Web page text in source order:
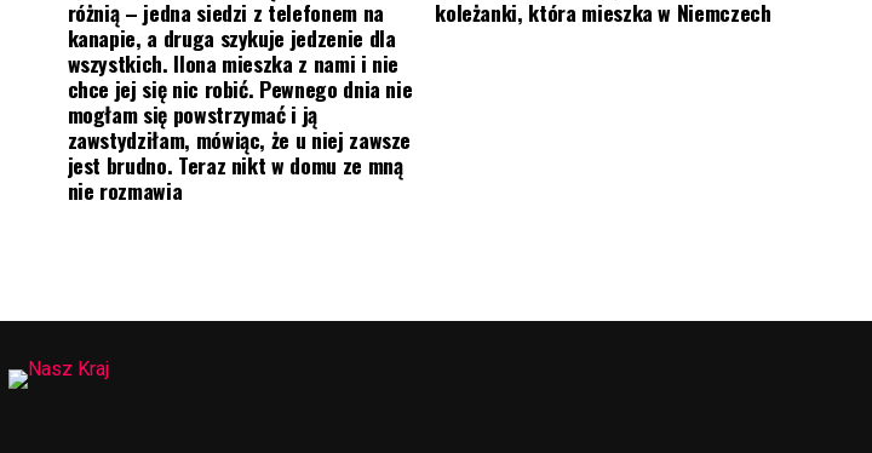
różnią – jedna siedzi z telefonem na
kanapie, a druga szykuje jedzenie dla
wszystkich. Ilona mieszka z nami i nie
chce jej się nic robić. Pewnego dnia nie
mogłam się powstrzymać i ją
zawstydziłam, mówiąc, że u niej zawsze
jest brudno. Teraz nikt w domu ze mną
nie rozmawia
koleżanki, która mieszka w Niemczech